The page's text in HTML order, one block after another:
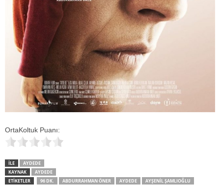
OrtaKoltuk Puanı:
İLE
AYDEDE
KAYNAK
AYDEDE
ETİKETLER
96 DK. ABDURRAHMAN ÖNER AYDEDE
AYŞENIL ŞAMLIOĞLU